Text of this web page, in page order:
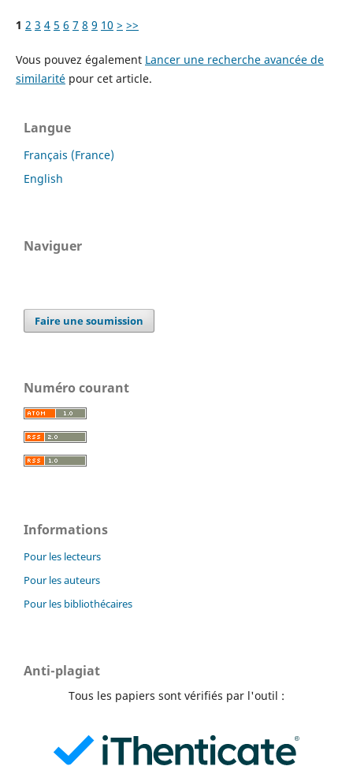
1 2 3 4 5 6 7 8 9 10 > >>
Vous pouvez également Lancer une recherche avancée de
similaritépour cet article.
Langue
Français (France)
English
Naviguer
Faire une soumission
Numéro courant
Informations
Pour les lecteurs
Pour les auteurs
Pour les bibliothécaires
Anti-plagiat
Tous les papiers sont vérifiés par l'outil :